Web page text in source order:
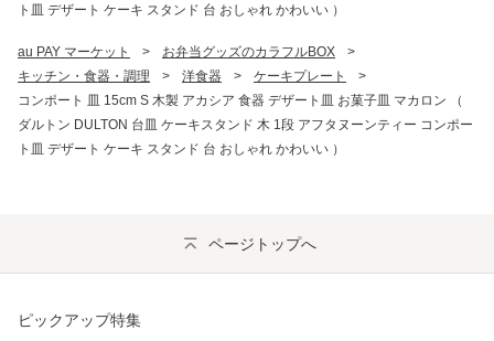
ト皿 デザート ケーキ スタンド 台 おしゃれ かわいい ）
au PAY マーケット > お弁当グッズのカラフルBOX
>
キッチン・食器・調理
> 洋食器 > ケーキプレート
>
コンポート 皿 15cm S 木製 アカシア 食器 デザート皿 お菓子皿 マカロン （
ダルトン DULTON 台皿 ケーキスタンド 木 1段 アフタヌーンティー コンポー
ト皿 デザート ケーキ スタンド 台 おしゃれ かわいい ）
ページトップへ
ピックアップ特集